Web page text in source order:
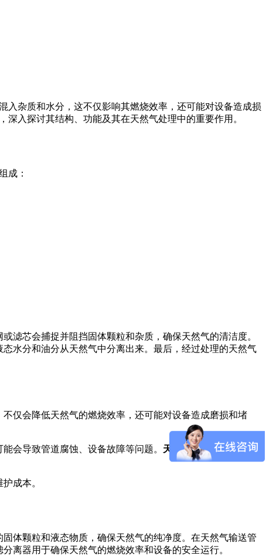
入杂质和水分，这不仅影响其燃烧效率，还可能对设备造成损
深入探讨其结构、功能及其在天然气处理中的重要作用。
成：
滤芯会捕捉并阻挡固体颗粒和杂质，确保天然气的清洁度。
水分和油分从天然气中分离出来。最后，经过处理的天然气
仅会降低天然气的燃烧效率，还可能对设备造成磨损和堵
会导致管道腐蚀、设备故障等问题。 天然气过滤分离器通过
成本。
体颗粒和液态物质，确保天然气的纯净度。在天然气输送管
离器用于确保天然气的燃烧效率和设备的安全运行。